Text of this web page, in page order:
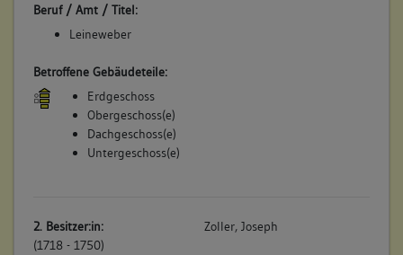
3. Bauphase:
(1704)
Anmerkung im Güterbüch: "Dieses Haus (Bereich Vorstadt 9
Gebäudekomplexes (Bereich Vorstadt 9) wird Hans Georg
Wielandt zugeschrieben. Dieser überträgt sie schließlich dem
Schwiegesohn Johannes Wolfensperger. (a)
Betroffene Gebäudeteile:
4. Bauphase:
Beruf / Amt / Titel:
Leineweber
Betroffene Gebäudeteile:
Erdgeschoss
Obergeschoss(e)
Dachgeschoss(e)
Untergeschoss(e)
2. Besitzer:in:
(1718 - 1750)
Zoller, Joseph